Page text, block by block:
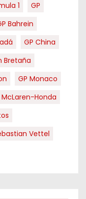
1
GP
Bahrein
GP China
Bretaña
GP Monaco
McLaren-Honda
Vettel